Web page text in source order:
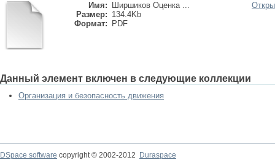
Имя:
Ширшиков Оценка ...
Размер: 134.4Kb
Формат:
PDF
Данный элемент включен в следующие коллекции
Организация и безопасность движения
DSpace software copyright © 2002-2012
Duraspace